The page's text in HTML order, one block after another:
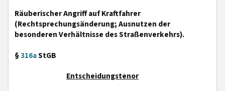
Räuberischer Angriff auf Kraftfahrer
(Rechtsprechungsänderung; Ausnutzen der
besonderen Verhältnisse des Straßenverkehrs).
§316aStGB
Entscheidungstenor